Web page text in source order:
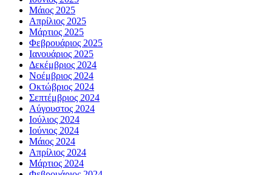
Μάιος 2025
Απρίλιος 2025
Μάρτιος 2025
Φεβρουάριος 2025
Ιανουάριος 2025
Δεκέμβριος 2024
Νοέμβριος 2024
Οκτώβριος 2024
Σεπτέμβριος 2024
Αύγουστος 2024
Ιούλιος 2024
Ιούνιος 2024
Μάιος 2024
Απρίλιος 2024
Μάρτιος 2024